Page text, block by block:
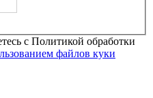
с Политикой обработки
файлов куки